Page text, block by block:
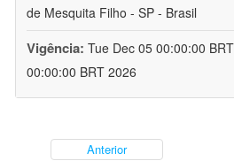
de Mesquita Filho - SP - Brasil
Vigência: Tue Dec 05 00:00:00
00:00:00 BRT 2026
Anterior